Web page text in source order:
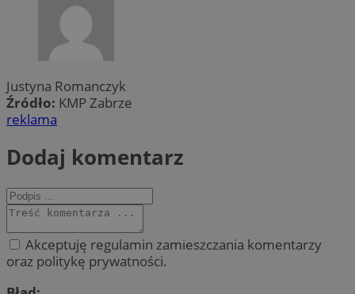
Justyna Romanczyk
Źródło: KMP Zabrze
reklama
Dodaj komentarz
Akceptuję regulamin zamieszczania komentarzy
oraz politykę prywatności.